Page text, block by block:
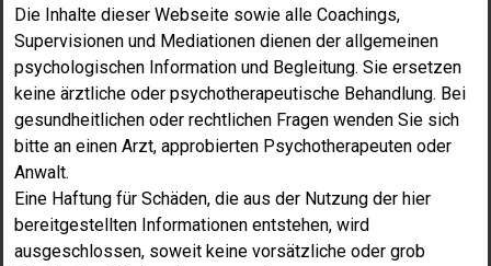
Die Inhalte dieser Webseite sowie alle Coachings,
Supervisionen und Mediationen dienen der allgemeinen
psychologischen Information und Begleitung. Sie ersetzen
keine ärztliche oder psychotherapeutische Behandlung. Bei
gesundheitlichen oder rechtlichen Fragen wenden Sie sich
bitte an einen Arzt, approbierten Psychotherapeuten oder
Anwalt.
Eine Haftung für Schäden, die aus der Nutzung der hier
bereitgestellten Informationen entstehen, wird
ausgeschlossen, soweit keine vorsätzliche oder grob